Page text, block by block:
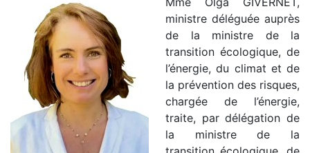
ministre déléguée auprès
de la ministre de la
transition écologique, de
l’énergie, du climat et de
la prévention des risques,
chargée de l’énergie,
traite, par délégation de
la ministre de la